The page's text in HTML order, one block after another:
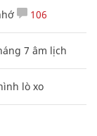
106
7 âm lịch
lò xo